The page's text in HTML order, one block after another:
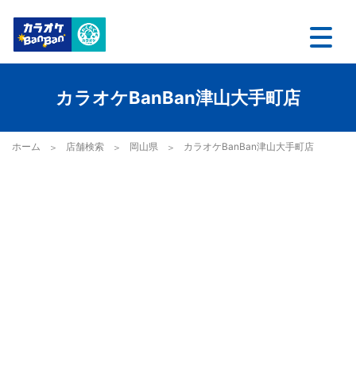
カラオケBanBan津山大手町店
ホーム 店舗検索 岡山県 カラオケBanBan津山大手町店